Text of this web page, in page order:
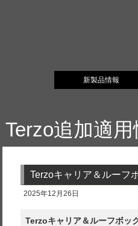
新製品情報
Terzo追加適用
Terzoキャリア＆ルーフ
2025年12月26日
Terzoキャリア＆ルーフボッ